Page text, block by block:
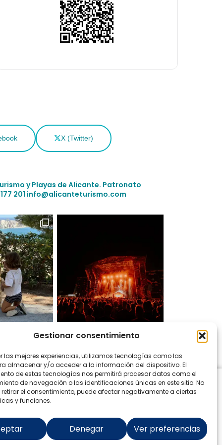
Gestionar consentimiento
las mejores experiencias, utilizamos tecnologías como las
almacenar y/o acceder a la información del dispositivo. El
de estas tecnologías nos permitirá procesar datos como el
de navegación o las identificaciones únicas en este sitio. No
el consentimiento, puede afectar negativamente a ciertas
y funciones.
Denegar Ver preferencias
X (Twitter)
y Playas de Alicante. Patronato
201 info@alicanteturismo.com
Instagram